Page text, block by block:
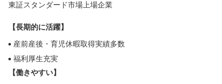
東証スタンダード市場上場企業
【長期的に活躍】
産前産後・育児休暇取得実績多数
福利厚生充実
【働きやすい】